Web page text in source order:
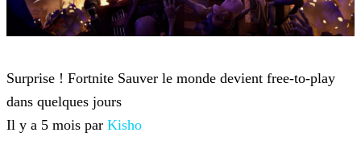
Surprise ! Fortnite Sauver le monde devient free-to-play
dans quelques jours
Il y a 5 mois par Kisho